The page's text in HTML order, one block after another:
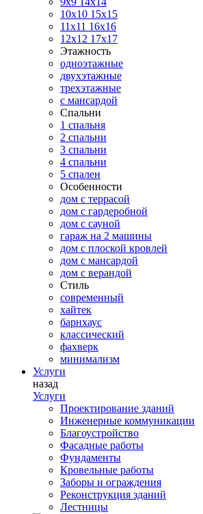
10х10 15х15
11x11 16х16
12х12 17х17
Этажность
одноэтажные
двухэтажные
трехэтажные
с мансардой
Спальни
1 спальня
2 спальни
3 спальни
4 спальни
5 спален
Особенности
дом с террасой
дом с гардеробной
дом с сауной
гараж на 2 машины
дом с плоской кровлей
дом с мансардой
дом с верандой
Стиль
современный
хайтек
барнхаус
классический
фахверк
минимализм
Услуги
назад
Услуги
Проектирование зданий
Инженерные коммуникации
Благоустройство
Фасадные работы
Фундаменты
Кровельные работы
Заборы и ограждения
Реконструкция зданий
Лестницы